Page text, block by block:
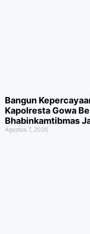
Bangun
Kapolresta Gowa
Bhabinkamtibmas
Agustus 7, 2026